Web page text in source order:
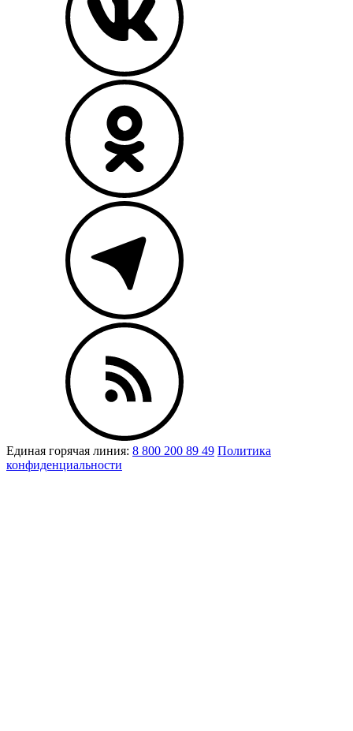
Единая горячая линия: 8 800 200 89 49 Политика
конфиденциальности